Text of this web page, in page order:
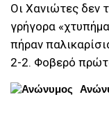
Οι Χανιώτες δεν
γρήγορα
πήραν
2-2. Φοβερό